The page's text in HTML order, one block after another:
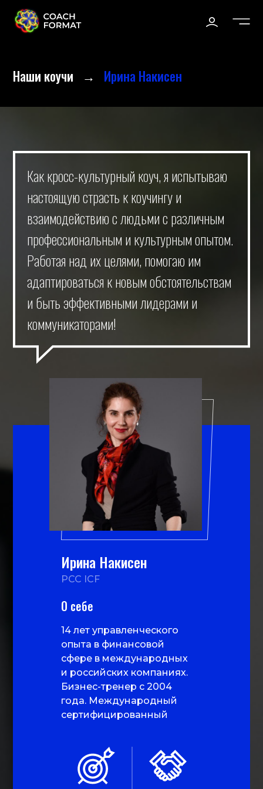
Наши коучи → Ирина Накисен
Как кросс-культурный коуч, я испытываю
настоящую страсть к коучингу и
взаимодействию с людьми с различным
профессиональным и культурным опытом.
Работая над их целями, помогаю им
адаптироваться к новым обстоятельствам
и быть эффективными лидерами и
коммуникаторами!
Ирина Накисен
PCC ICF
О себе
14 лет управленческого
опыта в финансовой
сфере в международных
и российских компаниях.
Бизнес-тренер с 2004
года. Международный
сертифицированный
личности MBTI (Майерс
Бриггс) и DISC Я коуч по
эффективной